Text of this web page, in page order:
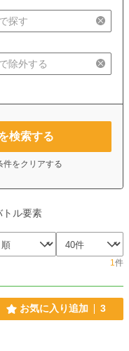
検索する
件をクリアする
トル要素
1件
お気に入り追加 3